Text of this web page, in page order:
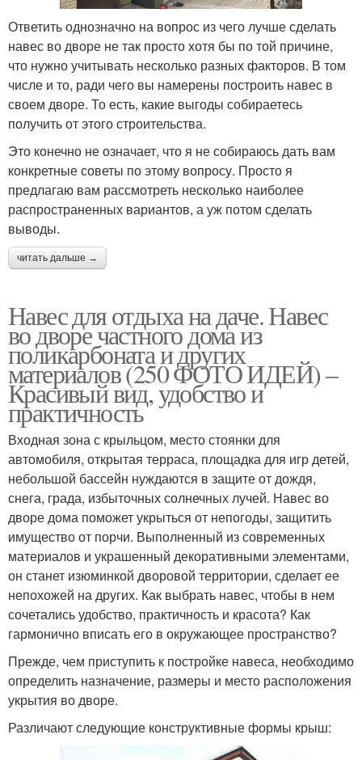
Навес для автомобиля Двухуровневый навес
Пристроенные навесы Навес перед гаражом
Навесы по
Навес в огороде Двускатные навесы
Арочные навесы Полуарочные навесы
Навес для помидор Навес на даче
Навес для дачи
Оформления для
навеса
Ответить однозначно на вопрос из чего лучше сделать
навес во дворе не так просто хотя бы по той причине,
что нужно учитывать несколько разных факторов. В том
числе и то, ради чего вы намерены построить навес в
своем дворе. То есть, какие выгоды собираетесь
получить от этого строительства.
Это конечно не означает, что я не собираюсь дать вам
конкретные советы по этому вопросу. Просто я
предлагаю вам рассмотреть несколько наиболее
распространенных вариантов, а уж потом сделать
выводы.
читать дальше →
Навес для отдыха на даче. Навес
во дворе частного дома из
поликарбоната и других
материалов (250 ФОТО ИДЕЙ) –
Красивый вид, удобство и
практичность
Входная зона с крыльцом, место стоянки для
автомобиля, открытая терраса, площадка для игр детей,
небольшой бассейн нуждаются в защите от дождя,
снега, града, избыточных солнечных лучей. Навес во
дворе дома поможет укрыться от непогоды, защитить
имущество от порчи. Выполненный из современных
материалов и украшенный декоративными элементами,
он станет изюминкой дворовой территории, сделает ее
непохожей на других. Как выбрать навес, чтобы в нем
сочетались удобство, практичность и красота? Как
гармонично вписать его в окружающее пространство?
Прежде, чем приступить к постройке навеса, необходимо
определить назначение, размеры и место расположения
укрытия во дворе.
Различают следующие конструктивные формы крыш: